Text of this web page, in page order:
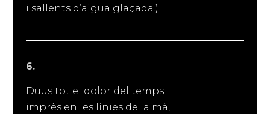
i sallents d’aigua glaçada.)
6.
Duus tot el dolor del temps
imprès en les línies de la mà,